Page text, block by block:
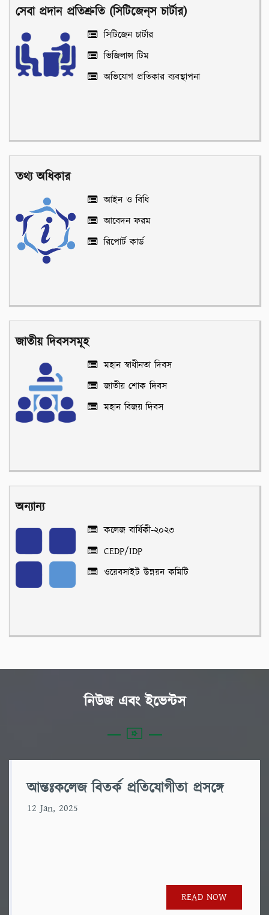
সেবা প্রদান প্রতিশ্রুতি (সিটিজেন্‌স চার্টার)
সিটিজেন চার্টার
ভিজিলান্স টিম
অভিযোগ প্রতিকার ব্যবস্থাপনা
তথ্য অধিকার
আইন ও বিধি
আবেদন ফরম
রিপোর্ট কার্ড
জাতীয় দিবসসমূহ
মহান স্বাধীনতা দিবস
জাতীয় শোক দিবস
মহান বিজয় দিবস
অন্যান্য
কলেজ বার্ষিকী-২০২৩
CEDP/IDP
ওয়েবসাইট উন্নয়ন কমিটি
নিউজ এবং ইভেন্টস
আন্তঃকলেজ বিতর্ক প্রতিযোগীতা প্রসঙ্গে
12 Jan, 2025
READ NOW